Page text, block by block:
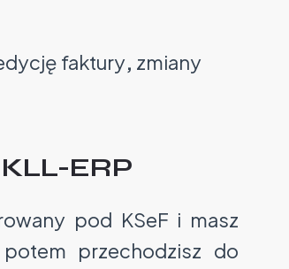
faktury, zmiany
ERP
pod KSeF i masz
przechodzisz do